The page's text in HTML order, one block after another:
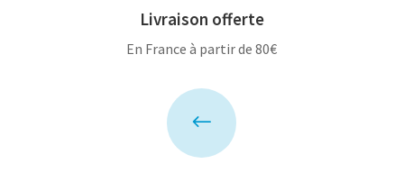
Livraison offerte
En France à partir de 80€
#